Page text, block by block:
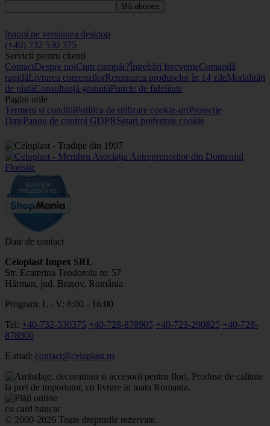
Mă abonez
înapoi pe versiunea desktop
(+40) 732 530 375
Servicii pentru clienți
ContactDespre noiCum cumpăr?Întrebări frecventeComandă
rapidăLivrarea comenzilorReturnarea produselor în 14 zileModalități
de platăConsultanță gratuităPuncte de fidelitate
Pagini utile
Termeni și condițiiPolitica de utilizare cookie-uriProtecție
DatePanou de control GDPRSetari preferinte cookie
Date de contact
Celoplast Impex SRL
Str. Ecaterina Teodoroiu nr. 57
Hărman, jud. Brașov, România
Program: L - V: 8:00 - 16:00
Tel: +40-732-530375 +40-728-878905 +40-723-290825 +40-728-
878906
E-mail: contact@celoplast.ro
© 2000-2026 Toate drepturile rezervate.